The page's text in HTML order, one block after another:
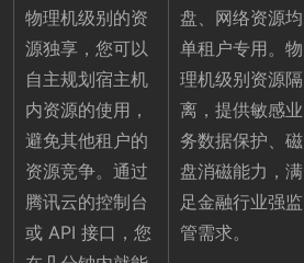
物理机级别的资
源独享，您可以
自主规划宿主机
内资源的使用，
避免其他租户的
资源竞争。通过
腾讯云的控制台
或 API 接口，您
盘、网络资源均
单租户专用。物
理机级别资源隔
离，提供敏感业
务数据保护、磁
盘消磁能力，满
足金融行业强监
管需求。